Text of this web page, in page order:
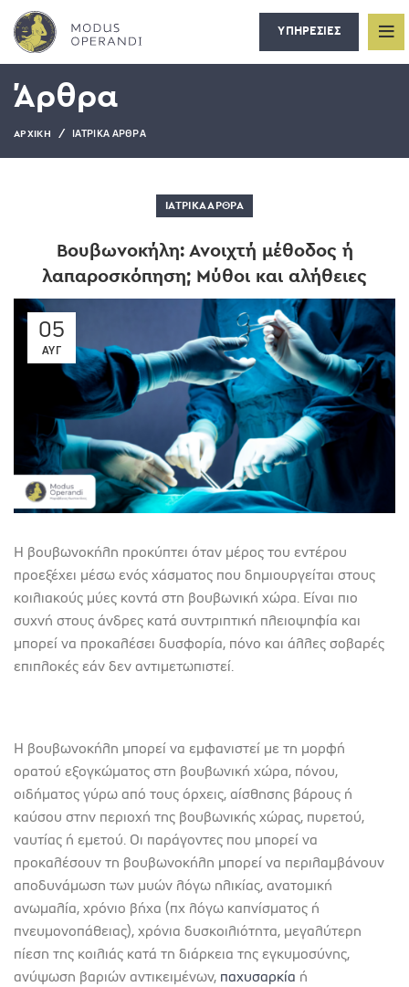
ΥΠΗΡΕΣΙΕΣ
Άρθρα
ΑΡΧΙΚΉ ΙΑΤΡΙΚΆ ΆΡΘΡΑ
ΙΑΤΡΙΚΆ ΆΡΘΡΑ
Βουβωνοκήλη: Ανοιχτή μέθοδος ή
λαπαροσκόπηση; Μύθοι και αλήθειες
05
ΑΥΓ
Η βουβωνοκήλη προκύπτει όταν μέρος του εντέρου
προεξέχει μέσω ενός χάσματος που δημιουργείται στους
κοιλιακούς μύες κοντά στη βουβωνική χώρα. Είναι πιο
συχνή στους άνδρες κατά συντριπτική πλειοψηφία και
μπορεί να προκαλέσει δυσφορία, πόνο και άλλες σοβαρές
επιπλοκές εάν δεν αντιμετωπιστεί.
Η βουβωνοκήλη μπορεί να εμφανιστεί με τη μορφή
ορατού εξογκώματος στη βουβωνική χώρα, πόνου,
οιδήματος γύρω από τους όρχεις, αίσθησης βάρους ή
καύσου στην περιοχή της βουβωνικής χώρας, πυρετού,
ναυτίας ή εμετού. Οι παράγοντες που μπορεί να
προκαλέσουν τη βουβωνοκήλη μπορεί να περιλαμβάνουν
αποδυνάμωση των μυών λόγω ηλικίας, ανατομική
ανωμαλία, χρόνιο βήχα (πχ λόγω καπνίσματος ή
πνευμονοπάθειας), χρόνια δυσκοιλιότητα, μεγαλύτερη
πίεση της κοιλιάς κατά τη διάρκεια της εγκυμοσύνης,
ανύψωση βαριών αντικειμένων, παχυσαρκία ή